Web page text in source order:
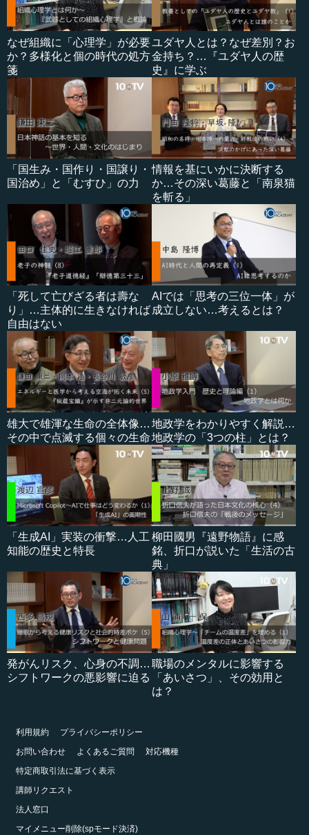
なぜ組織に「心理学」が必要
か？多様化と個の時代の処方
箋
ユダヤ人とは？なぜ差別？お
金持ち？…『ユダヤ人の歴
史』に学ぶ
「国生み・国作り・国譲り・
国治め」と「むすひ」の力
情報を基にいかに決断する
か…その深い葛藤と「南泉猫
を斬る」
「死して亡びざる者は壽な
り」…主体的に生きなければ
自由はない
AIでは「思考の三位一体」が
成立しない…考えるとは？
雄大で雄渾な生命の全体像…
その中で点滅する個々の生命
地政学をわかりやすく解説…
地政学の「3つの柱」とは？
「生成AI」実装の衝撃…人工
知能の歴史と特長
柳田國男『遠野物語』に感
銘、折口が説いた「生活の古
典」
発がんリスク、心身の不調…
シフトワークの悪影響に迫る
職場のメンタルに影響する
「あいさつ」、その効用と
は？
利用規約
プライバシーポリシー
お問い合わせ
よくあるご質問
対応機種
特定商取引法に基づく表示
講師リクエスト
法人窓口
マイメニュー削除(spモード決済)